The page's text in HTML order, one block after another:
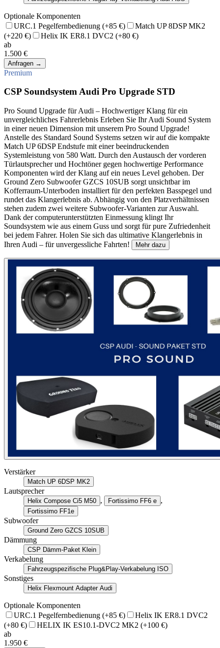
Optionale Komponenten
URC.1 Pegelfernbedienung (+85 €)
Match UP 8DSP MK2
(+220 €)
Helix IK ER8.1 DVC2 (+80 €)
ab
1.500 €
Anfragen →
Premium
CSP Soundsystem Audi Pro Upgrade STD
Pro Sound Upgrade für Audi – Hochwertiger Klang für ein
unvergleichliches Fahrerlebnis Erleben Sie Ihr Audi Sound System
in einer neuen Dimension mit unserem Pro Sound Upgrade!
Anstelle des Standard Sound Systems setzen wir auf die kompakte
Match UP 6DSP Endstufe mit einer beeindruckenden
Systemleistung von 580 Watt. Durch den Austausch der vorderen
Türlautsprecher und Hochtöner gegen hochwertige Performance
Komponenten wird der Klang auf ein neues Level gehoben. Der
Ground Zero Subwoofer GZCS 10SUB sorgt unsichtbar im
Kofferraum-Unterboden installiert für den perfekten Basspegel und
rundet das Klangerlebnis ab. Abhängig von den Platzverhältnissen
stehen zudem zwei weitere Subwoofer-Varianten zur Auswahl.
Dank der computerunterstützten Einmessung klingt Ihr
Soundsystem wie aus einem Guss und sorgt für pure Zufriedenheit
bei jedem Fahrer. Holen Sie sich das ultimative Klangerlebnis in
Ihren Audi – für unvergessliche Fahrten!
Mehr dazu
Verstärker
Match UP 6DSP MK2
Lautsprecher
Helix Compose Ci5 M50 , Fortissimo FF6 e ,
Fortissimo FF1e
Subwoofer
Ground Zero GZCS 10SUB
Dämmung
CSP Dämm-Paket Klein
Verkabelung
Fahrzeugspezifische Plug&Play-Verkabelung ISO
Sonstiges
Helix Flexmount Adapter Audi
Optionale Komponenten
URC.1 Pegelfernbedienung (+85 €)
Helix IK ER8.1 DVC2
(+80 €)
HELIX IK ES10.1-DVC2 MK2 (+100 €)
ab
1.950 €